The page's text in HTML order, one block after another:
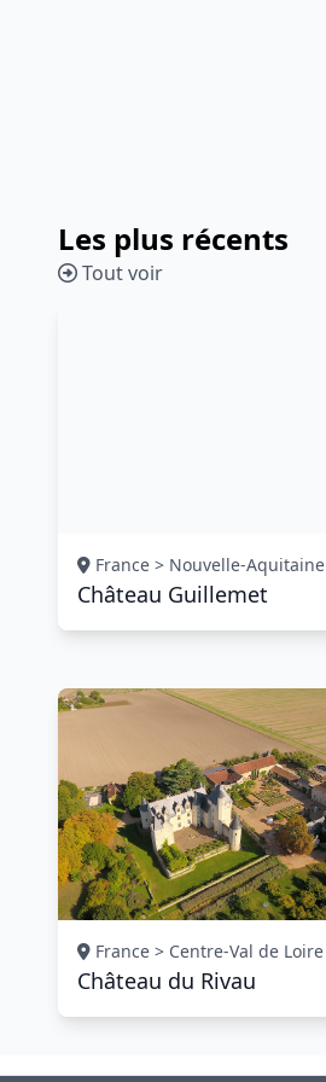
Les plus récents
Tout voir
France > Nouvelle-Aquitaine
Château Guillemet
France > Centre-Val de Loire
Château du Rivau